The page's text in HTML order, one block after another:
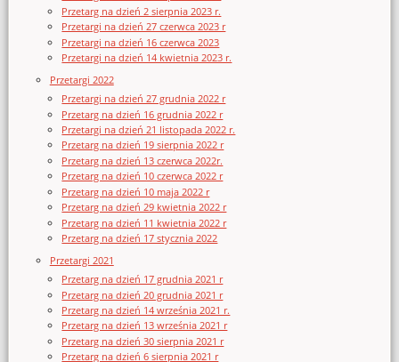
Przetarg na dzień 2 sierpnia 2023 r.
Przetargi na dzień 27 czerwca 2023 r
Przetargi na dzień 16 czerwca 2023
Przetargi na dzień 14 kwietnia 2023 r.
Przetargi 2022
Przetargi na dzień 27 grudnia 2022 r
Przetarg na dzień 16 grudnia 2022 r
Przetargi na dzień 21 listopada 2022 r.
Przetarg na dzień 19 sierpnia 2022 r
Przetarg na dzień 13 czerwca 2022r.
Przetarg na dzień 10 czerwca 2022 r
Przetarg na dzień 10 maja 2022 r
Przetarg na dzień 29 kwietnia 2022 r
Przetarg na dzień 11 kwietnia 2022 r
Przetarg na dzień 17 stycznia 2022
Przetargi 2021
Przetarg na dzień 17 grudnia 2021 r
Przetarg na dzień 20 grudnia 2021 r
Przetarg na dzień 14 września 2021 r.
Przetarg na dzień 13 września 2021 r
Przetarg na dzień 30 sierpnia 2021 r
Przetarg na dzień 6 sierpnia 2021 r